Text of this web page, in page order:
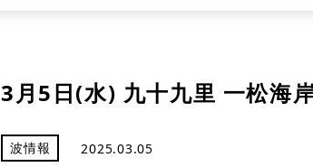
3月5日(水) 九十九里 一松海
波情報 2025.03.05